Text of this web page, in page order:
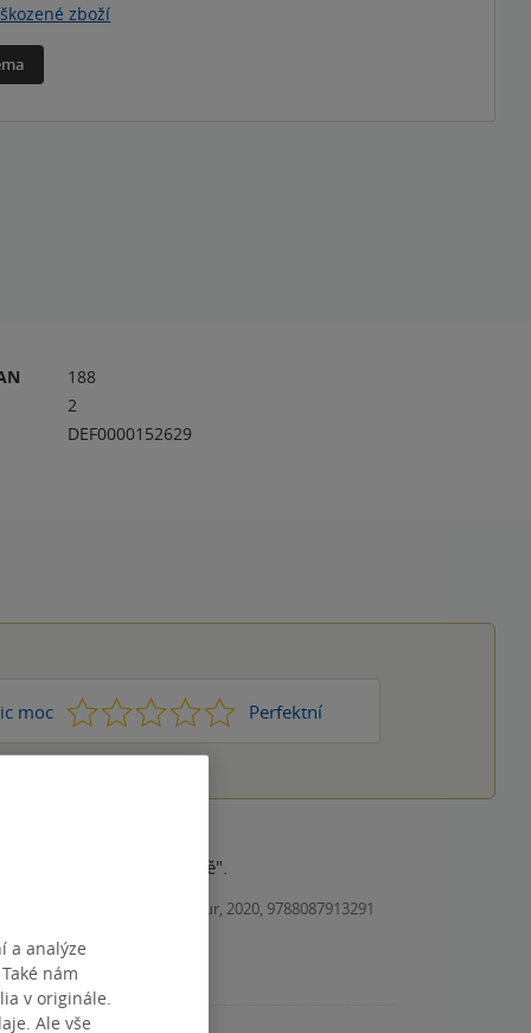
zboží
188
2
DEF0000152629
moc 1 2 3 4 Perfektní
5
jsou "na cestě k sobě".
Kniha, Trans World Tour, 2020, 9788087913291
a analýze
nám
v originále.
Ale vše